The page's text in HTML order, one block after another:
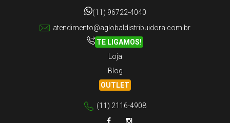
(11) 96722-4040
atendimento@aglobaldistribuidora.com.br
TE LIGAMOS!
Loja
Blog
OUTLET
(11) 2116-4908